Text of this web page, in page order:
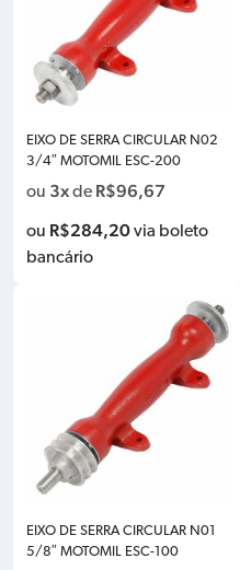
EIXO DE SERRA CIRCULAR N02
3/4″ MOTOMIL ESC-200
ou 3xde R$96,67
ou R$284,20via boleto
bancário
EIXO DE SERRA CIRCULAR N01
5/8″ MOTOMIL ESC-100